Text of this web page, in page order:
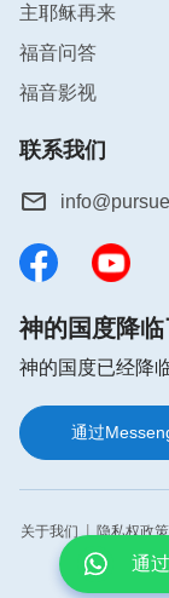
儿子走后，一
了照顾三个8-
七亩地，日子
路，我们一家
年，我和老伴
身病。2012年
2017年老伴含
妇。家里只剩
笑、毁谤。两
讽刺、异样的
害。
主耶稣再来
福音问答
福音影视
联系我们
神的国度降临
神的国度已经降
通过
关于我们 隐私权政策
通